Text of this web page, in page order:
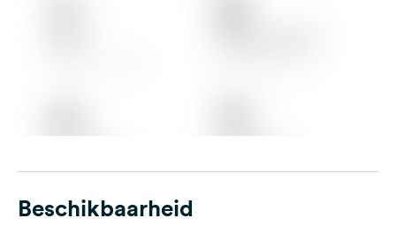
Beschikbaarheid